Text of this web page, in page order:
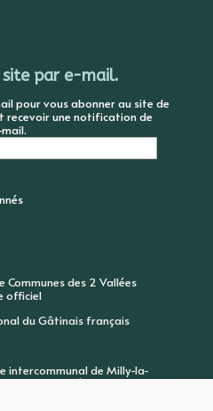
site par e-mail.
pour vous abonner au site de
recevoir une notification de
Communes des 2 Vallées
officiel
du Gâtinais français
intercommunal de Milly-la-
Vallée de l’Essonne